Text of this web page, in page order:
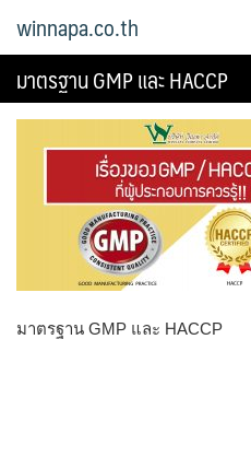
winnapa.co.th
มาตรฐาน GMP และ HACCP
มาตรฐาน GMP และ HACCP